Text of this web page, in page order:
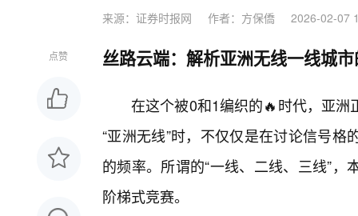
来源：证券时报网 作者：方保僑 2026-02-07
点赞 丝路云端：解析亚洲无线一线城
在这个被0和1编织的🔥时代，亚
“亚洲无线”时，不仅仅是在讨论信号
的频率。所谓的“一线、二线、三线”
阶梯式竞赛。